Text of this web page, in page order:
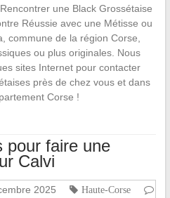
une Black Grossétaise
Réussie avec une Métisse ou
commune de la région Corse,
ou plus originales. Nous
sites Internet pour contacter
près de chez vous et dans
Corse !
pour faire une
Calvi
2025
Haute-Corse